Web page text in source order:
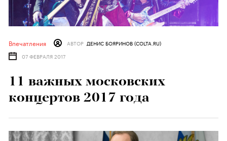
Впечатления АВТОР ДЕНИС БОЯРИНОВ (COLTA.RU)
07 ФЕВРАЛЯ 2017
11 важных московских
концертов 2017 года